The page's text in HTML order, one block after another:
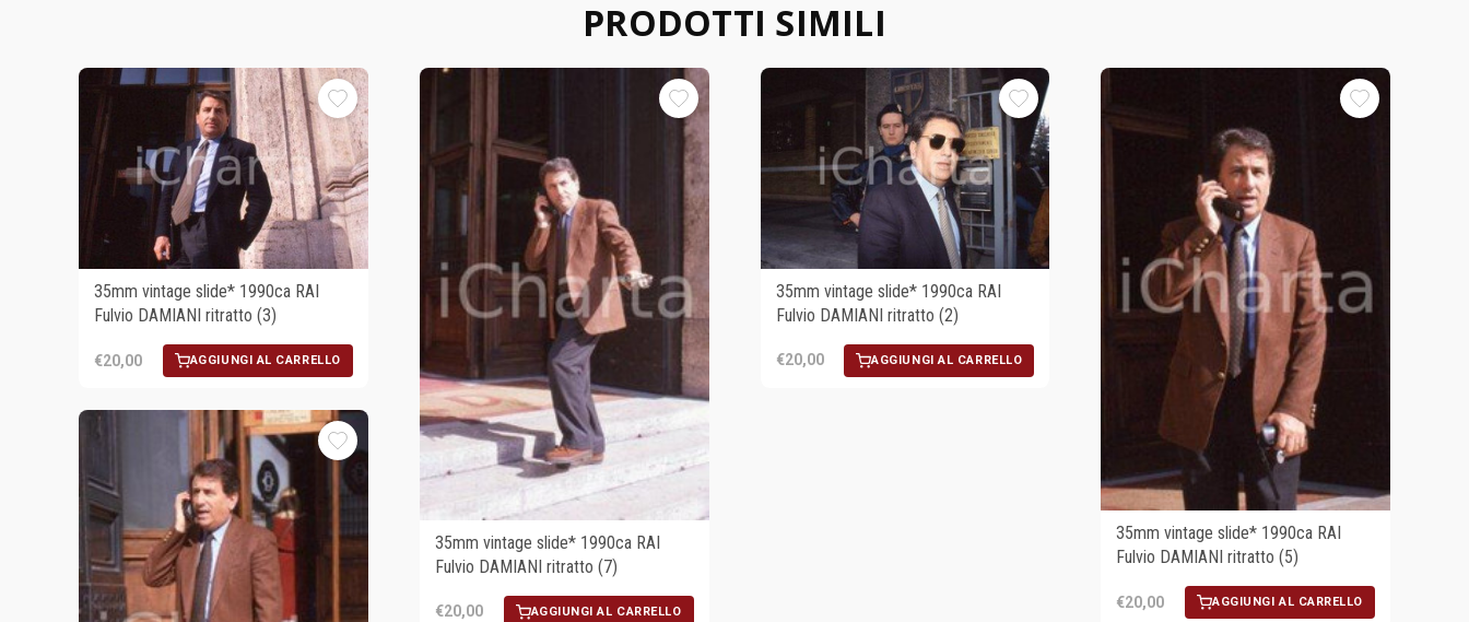
PRODOTTI SIMILI
35mm vintage slide* 1990ca RAI
Fulvio DAMIANI ritratto (3)
€20,00 AGGIUNGI AL CARRELLO
35mm vintage slide* 1990ca RAI
Fulvio DAMIANI ritratto (7)
€20,00 AGGIUNGI AL CARRELLO
35mm vintage slide* 1990ca RAI
Fulvio DAMIANI ritratto (2)
€20,00 AGGIUNGI AL CARRELLO
35mm vintage slide* 1990ca RAI
Fulvio DAMIANI ritratto (5)
€20,00 AGGIUNGI AL CARRELLO